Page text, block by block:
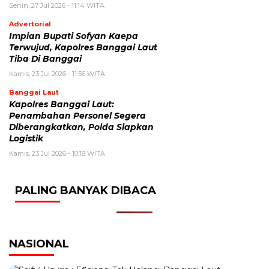
Senin, 27 Jul 2026 - 11:14 WITA
Advertorial
Impian Bupati Sofyan Kaepa
Terwujud, Kapolres Banggai Laut
Tiba Di Banggai
Kamis, 23 Jul 2026 - 11:56 WITA
Banggai Laut
Kapolres Banggai Laut:
Penambahan Personel Segera
Diberangkatkan, Polda Siapkan
Logistik
Kamis, 23 Jul 2026 - 10:18 WITA
PALING BANYAK DIBACA
NASIONAL